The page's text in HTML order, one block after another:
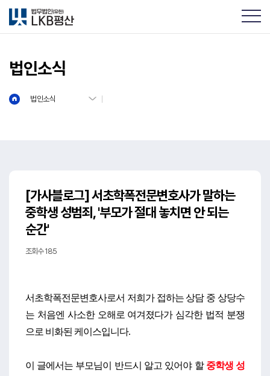
법인소식
법인소식
[가사블로그] 서초학폭전문변호사가 말하는
중학생 성범죄, '부모가 절대 놓치면 안 되는
순간'
조회수 185
서초학폭전문변호사로서 저희가 접하는 상담 중 상당수
는 처음엔 사소한 오해로 여겨졌다가 심각한 법적 분쟁
으로 비화된 케이스입니다.
이 글에서는 부모님이 반드시 알고 있어야 할 중학생 성